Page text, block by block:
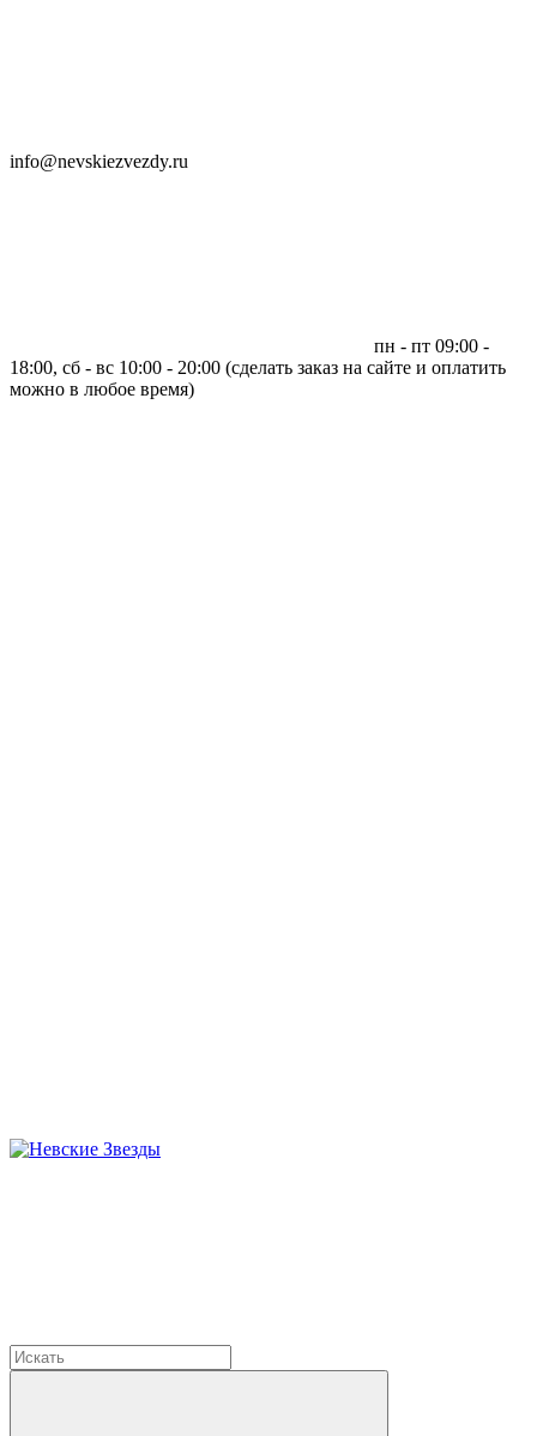
info@nevskiezvezdy.ru
пн - пт 09:00 -
18:00, сб - вс 10:00 - 20:00 (сделать заказ на сайте и оплатить
можно в любое время)